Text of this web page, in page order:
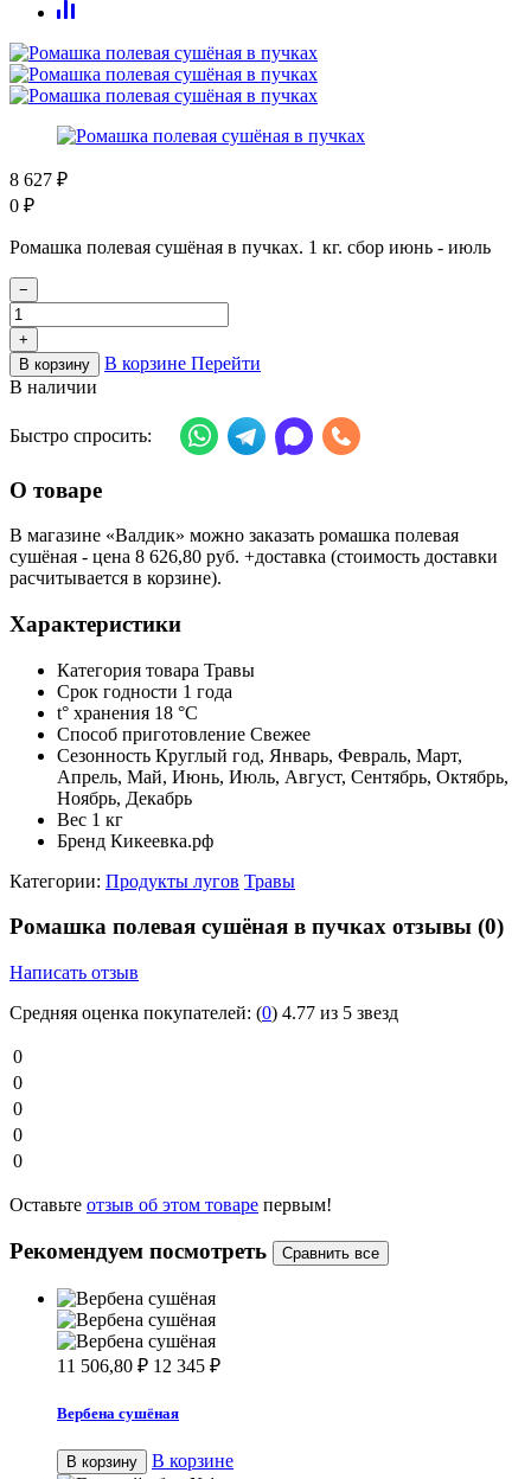
8 627 ₽
0 ₽
Ромашка полевая сушёная в пучках. 1 кг. сбор июнь - июль
−
+
В корзину
В корзине Перейти
В наличии
Быстро спросить:
О товаре
В магазине «Валдик» можно заказать ромашка полевая
сушёная - цена 8 626,80 руб. +доставка (стоимость доставки
расчитывается в корзине).
Характеристики
Категория товара Травы
Срок годности 1 года
t° хранения 18 °C
Способ приготовление Свежее
Сезонность Круглый год, Январь, Февраль, Март,
Апрель, Май, Июнь, Июль, Август, Сентябрь, Октябрь,
Ноябрь, Декабрь
Вес 1 кг
Бренд Кикеевка.рф
Категории: Продукты лугов Травы
Ромашка полевая сушёная в пучках отзывы (0)
Написать отзыв
Средняя оценка покупателей: (0) 4.77 из 5 звезд
0
0
0
0
0
Оставьте отзыв об этом товаре первым!
Рекомендуем посмотреть
11 506,80 ₽ 12 345 ₽
Вербена сушёная
В корзину В корзине